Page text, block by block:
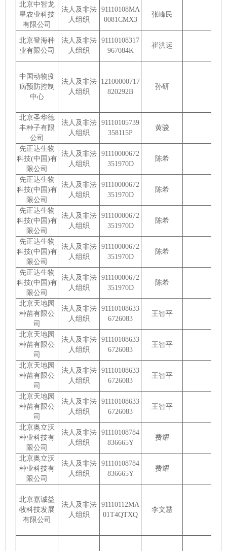
北京中智龙
星农业科技
有限公司
法人及非法
人组织
91110108MA
0081CMX3
张峰民
北京登海种
业有限公司
法人及非法
人组织
91110108317
967084K
崔洪运
中国动物疫
病预防控制
中心
法人及非法
人组织
12100000717
820292B
孙研
北京圣华德
丰种子有限
公司
法人及非法
人组织
91110105739
358115P
黄骏
先正达生物
科技(中国)有
限公司
法人及非法
人组织
91110000672
351970D
陈希
先正达生物
科技(中国)有
限公司
法人及非法
人组织
91110000672
351970D
陈希
先正达生物
科技(中国)有
限公司
法人及非法
人组织
91110000672
351970D
陈希
先正达生物
科技(中国)有
限公司
法人及非法
人组织
91110000672
351970D
陈希
先正达生物
科技(中国)有
限公司
法人及非法
人组织
91110000672
351970D
陈希
北京天地园
种苗有限公
司
法人及非法
人组织
91110108633
6726083
王智平
北京天地园
种苗有限公
司
法人及非法
人组织
91110108633
6726083
王智平
北京天地园
种苗有限公
司
法人及非法
人组织
91110108633
6726083
王智平
北京天地园
种苗有限公
司
法人及非法
人组织
91110108633
6726083
王智平
北京奥立沃
种业科技有
限公司
法人及非法
人组织
91110108784
836665Y
费耀
北京奥立沃
种业科技有
限公司
法人及非法
人组织
91110108784
836665Y
费耀
北京嘉诚益
牧科技发展
有限公司
法人及非法
人组织
91110112MA
01T4QTXQ
李文慧